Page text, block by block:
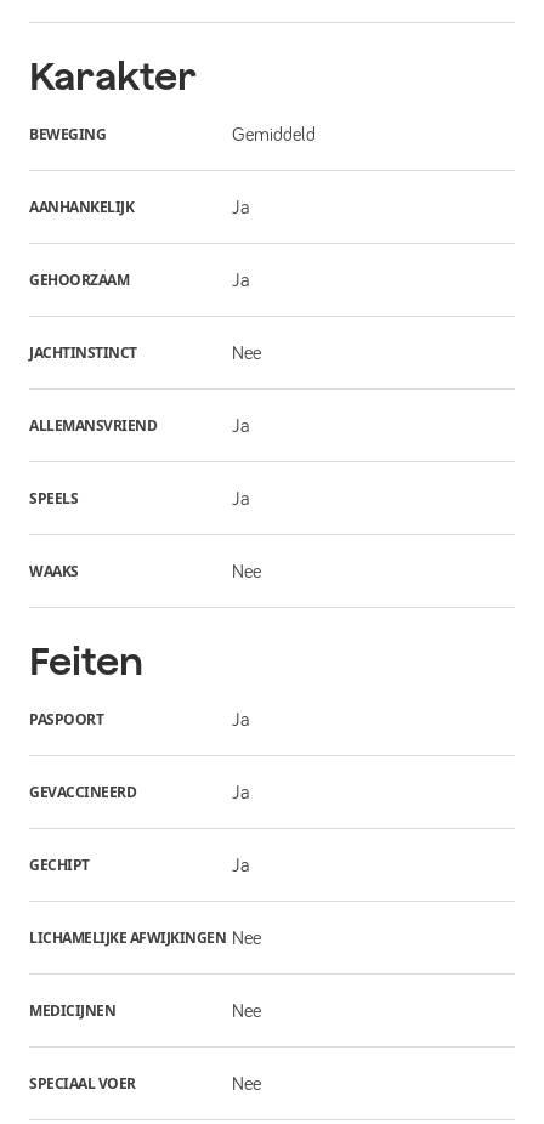
Karakter
BEWEGING Gemiddeld
AANHANKELIJK Ja
GEHOORZAAM Ja
JACHTINSTINCT Nee
ALLEMANSVRIEND Ja
SPEELS Ja
WAAKS Nee
Feiten
PASPOORT Ja
GEVACCINEERD Ja
GECHIPT Ja
LICHAMELIJKE AFWIJKINGEN Nee
MEDICIJNEN Nee
SPECIAAL VOER Nee